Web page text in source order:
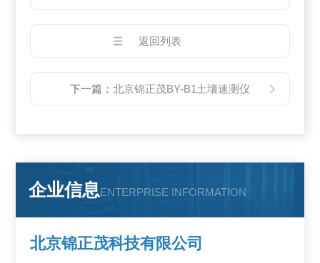
返回列表
下一篇： 北京锦正茂BY-B1土壤速测仪
企业信息ENTERPRISE INFORMATION
北京锦正茂科技有限公司